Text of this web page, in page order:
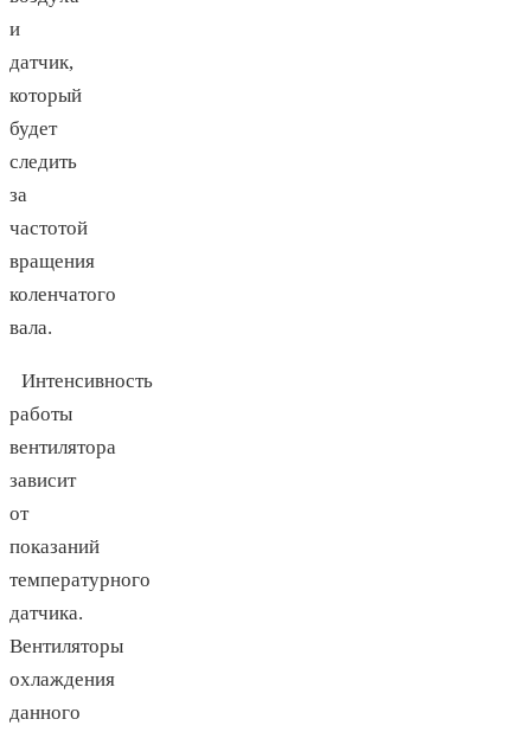
и
датчик,
который
будет
следить
за
частотой
вращения
коленчатого
вала.
Интенсивность
работы
вентилятора
зависит
от
показаний
температурного
датчика.
Вентиляторы
охлаждения
данного